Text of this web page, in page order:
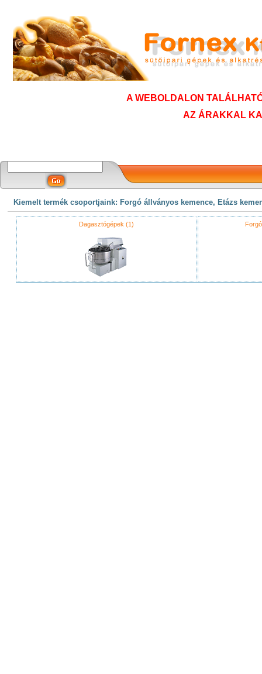
A WEBOLDALON
AZ ÁRAKKAL
Kiemelt termék csoportjaink: Forgó állványos kemence, Etázs
Dagasztógépek (1)